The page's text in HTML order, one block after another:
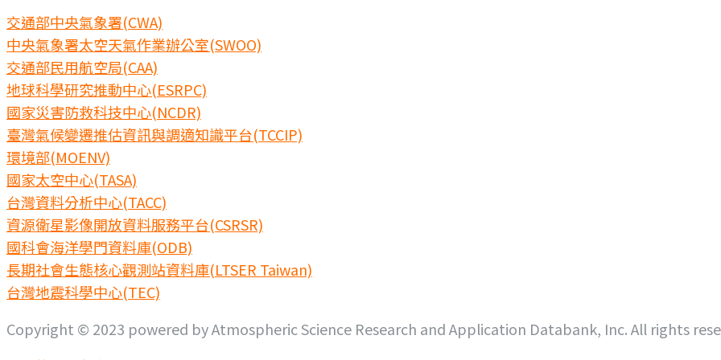
交通部中央氣象署(CWA)
中央氣象署太空天氣作業辦公室(SWOO)
交通部民用航空局(CAA)
地球科學研究推動中心(ESRPC)
國家災害防救科技中心(NCDR)
臺灣氣候變遷推估資訊與調適知識平台(TCCIP)
環境部(MOENV)
國家太空中心(TASA)
台灣資料分析中心(TACC)
資源衛星影像開放資料服務平台(CSRSR)
國科會海洋學門資料庫(ODB)
長期社會生態核心觀測站資料庫(LTSER Taiwan)
台灣地震科學中心(TEC)
Copyright © 2023 powered by Atmospheric Science Research and Application Databank, Inc. All rights